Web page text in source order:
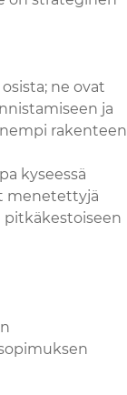
ne ovat
ja
rakenteen
kyseessä
menetettyjä
pitkäkestoiseen